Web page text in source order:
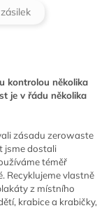
kontrolou několika
je v řádu několika
zásadu zerowaste
jsme dostali
téměř
Recyklujeme vlastně
z místního
krabice a krabičky,